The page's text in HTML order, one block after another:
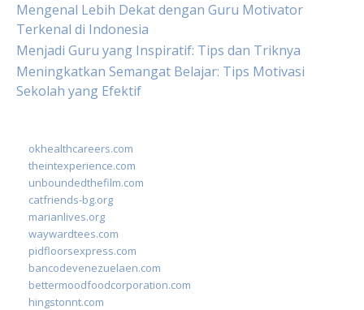
Mengenal Lebih Dekat dengan Guru Motivator
Terkenal di Indonesia
Menjadi Guru yang Inspiratif: Tips dan Triknya
Meningkatkan Semangat Belajar: Tips Motivasi
Sekolah yang Efektif
okhealthcareers.com
theintexperience.com
unboundedthefilm.com
catfriends-bg.org
marianlives.org
waywardtees.com
pidfloorsexpress.com
bancodevenezuelaen.com
bettermoodfoodcorporation.com
hingstonnt.com